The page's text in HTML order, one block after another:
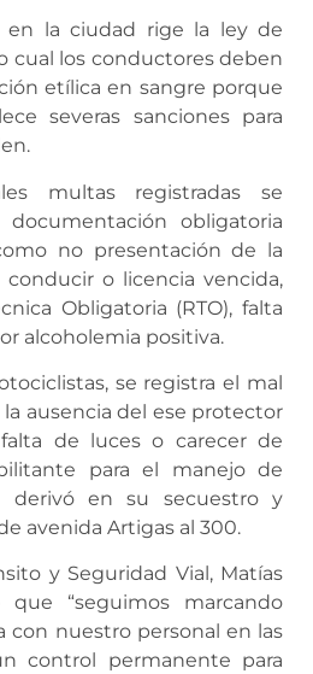
en la ciudad rige la ley de
cual los conductores deben
etílica en sangre porque
severas sanciones para
multas registradas se
obligatoria
no presentación de la
o licencia vencida,
Obligatoria (RTO), falta
alcoholemia positiva.
se registra el mal
ausencia del ese protector
de luces o carecer de
para el manejo de
derivó en su secuestro y
avenida Artigas al 300.
y Seguridad Vial, Matías
que “seguimos marcando
con nuestro personal en las
control permanente para